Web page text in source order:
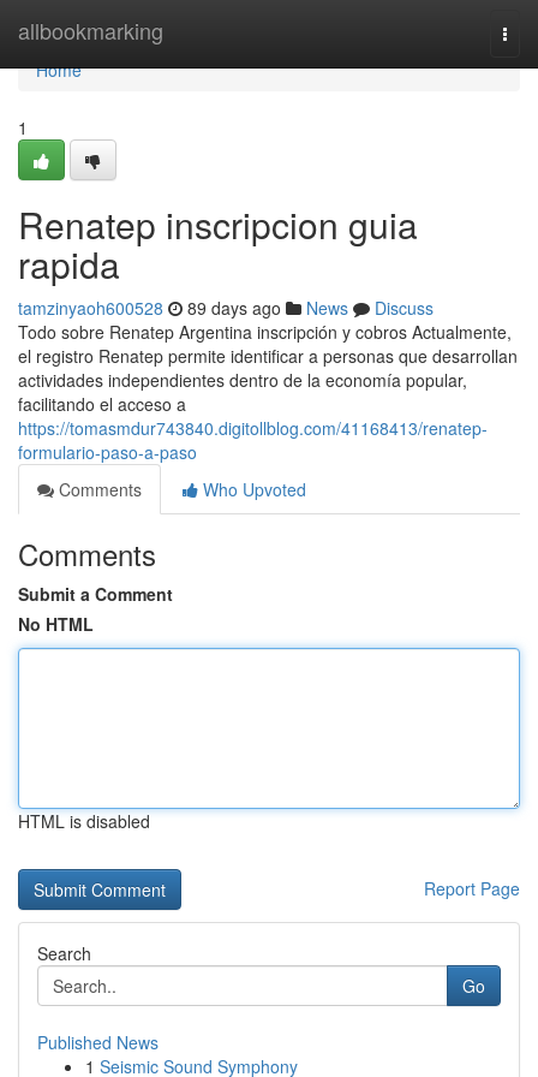
allbookmarking
Home
Home
1
Renatep inscripcion guia
rapida
tamzinyaoh600528 89 days ago News
Discuss
Todo sobre Renatep Argentina inscripción y cobros Actualmente,
el registro Renatep permite identificar a personas que desarrollan
actividades independientes dentro de la economía popular,
facilitando el acceso a
https://tomasmdur743840.digitollblog.com/41168413/renatep-
formulario-paso-a-paso
Comments
Who Upvoted
Comments
Submit a Comment
No HTML
HTML is disabled
Report Page
Search
Go
Published News
1 Seismic Sound Symphony